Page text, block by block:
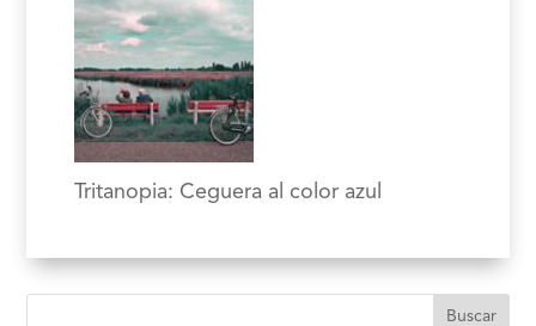
Tritanopia: Ceguera al color azul
Buscar